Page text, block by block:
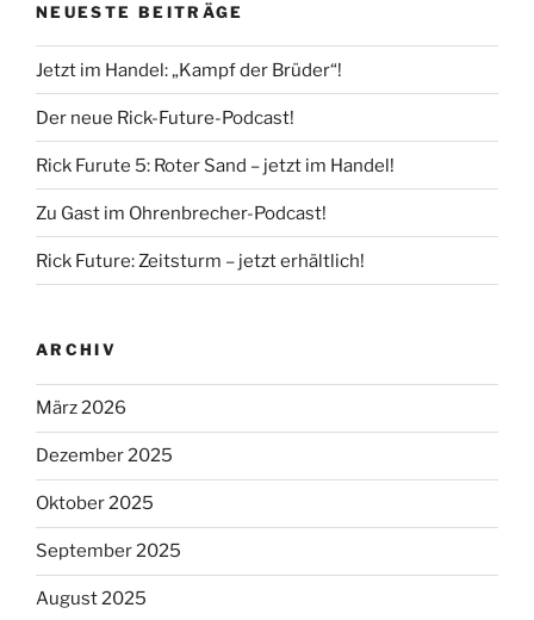
NEUESTE BEITRÄGE
Jetzt im Handel: „Kampf der Brüder“!
Der neue Rick-Future-Podcast!
Rick Furute 5: Roter Sand – jetzt im Handel!
Zu Gast im Ohrenbrecher-Podcast!
Rick Future: Zeitsturm – jetzt erhältlich!
ARCHIV
März 2026
Dezember 2025
Oktober 2025
September 2025
August 2025